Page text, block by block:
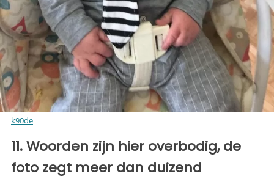
k90de
11. Woorden zijn hier overbodig, de
foto zegt meer dan duizend